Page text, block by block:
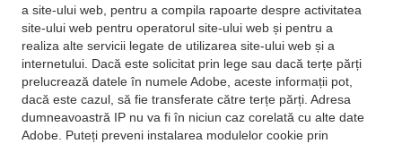
a site-ului web, pentru a compila rapoarte despre activitatea
site-ului web pentru operatorul site-ului web și pentru a
realiza alte servicii legate de utilizarea site-ului web și a
internetului. Dacă este solicitat prin lege sau dacă terțe părți
prelucrează datele în numele Adobe, aceste informații pot,
dacă este cazul, să fie transferate către terțe părți. Adresa
dumneavoastră IP nu va fi în niciun caz corelată cu alte date
Adobe. Puteți preveni instalarea modulelor cookie prin